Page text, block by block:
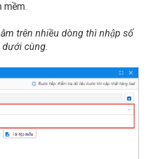
mềm.
trên nhiều dòng thì nhập số
cùng.